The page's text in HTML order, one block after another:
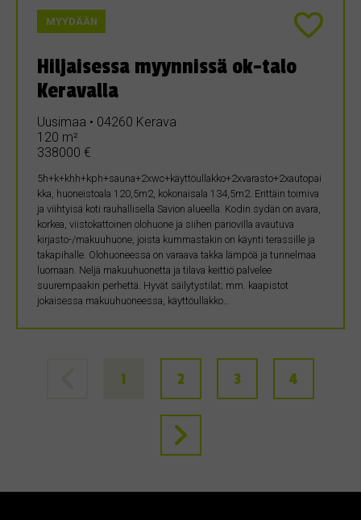
MYYDÄÄN
Hiljaisessa myynnissä ok-talo
Keravalla
Uusimaa • 04260 Kerava
120 m²
338000 €
5h+k+khh+kph+sauna+2xwc+käyttöullakko+2xvarasto+2xautopai
kka, huoneistoala 120,5m2, kokonaisala 134,5m2. Erittäin toimiva
ja viihtyisä koti rauhallisella Savion alueella. Kodin sydän on avara,
korkea, viistokattoinen olohuone ja siihen pariovilla avautuva
kirjasto-/makuuhuone, joista kummastakin on käynti terassille ja
takapihalle. Olohuoneessa on varaava takka lämpöä ja tunnelmaa
luomaan. Neljä makuuhuonetta ja tilava keittiö palvelee
suurempaakin perhettä. Hyvät säilytystilat; mm. kaapistot
jokaisessa makuuhuoneessa, käyttöullakko…
1 2 3 4